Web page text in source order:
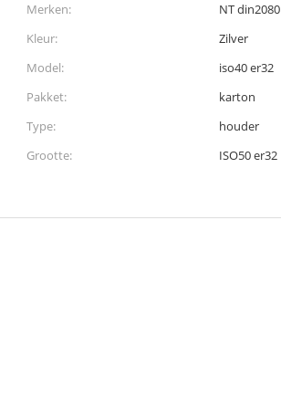
Merken:
NT din2080
Kleur:
Zilver
Model:
iso40 er32
Pakket:
karton
Type:
houder
Grootte:
ISO50 er32